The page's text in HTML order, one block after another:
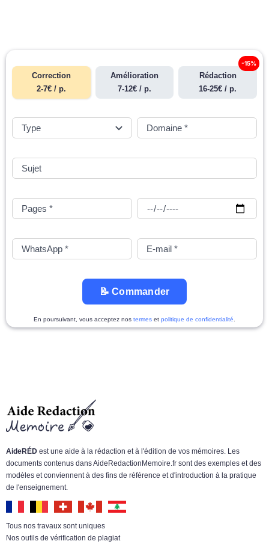
Correction
2-7€ / p.
Amélioration
7-12€ / p.
Rédaction
16-25€ / p.
-15%
📝 Commander
En poursuivant, vous acceptez nos termes et politique de confidentialité
AideRÉD est une aide à la rédaction et à l'édition de vos mémoires. Les
documents contenus dans AideRedactionMemoire.fr sont des exemples et des
modèles et conviennent à des fins de référence et d'introduction à la pratique
de l'enseignement.
Tous nos travaux sont uniques
Nos outils de vérification de plagiat